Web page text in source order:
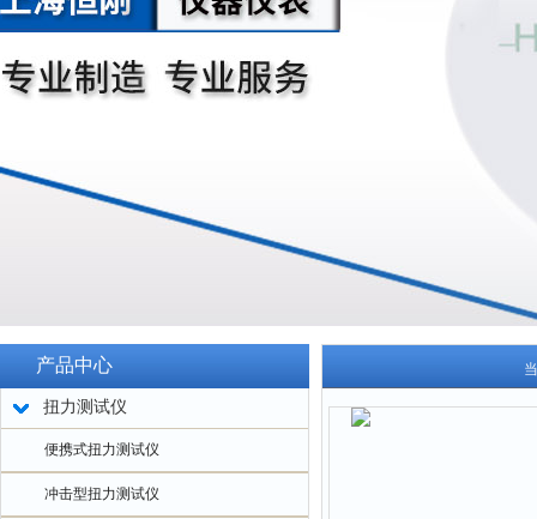
产品中心
扭力测试仪
便携式扭力测试仪
冲击型扭力测试仪